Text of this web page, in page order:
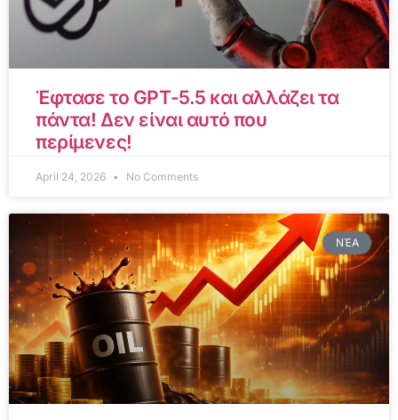
Έφτασε το GPT-5.5 και αλλάζει τα
πάντα! Δεν είναι αυτό που
περίμενες!
April 24, 2026 No Comments
ΝΈΑ